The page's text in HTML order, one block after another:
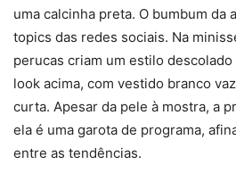
uma calcinha preta. O bumbum
topics das redes sociais. Na
perucas criam um estilo
look acima, com vestido branco
curta. Apesar da pele à mostra, a
ela é uma garota de programa,
entre as tendências.